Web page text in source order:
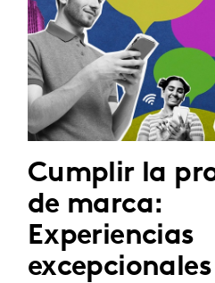
Cumplir la
de marca:
Experiencias